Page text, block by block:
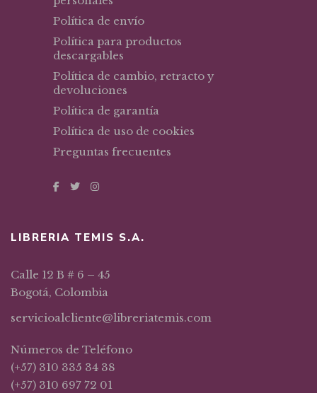
Política de envío
Política para productos
descargables
Política de cambio, retracto y
devoluciones
Política de garantía
Política de uso de cookies
Preguntas frecuentes
LIBRERIA TEMIS S.A.
Calle 12 B # 6 – 45
Bogotá, Colombia
servicioalcliente@libreriatemis.com
Números de Teléfono
(+57) 310 335 34 38
(+57) 310 697 72 01